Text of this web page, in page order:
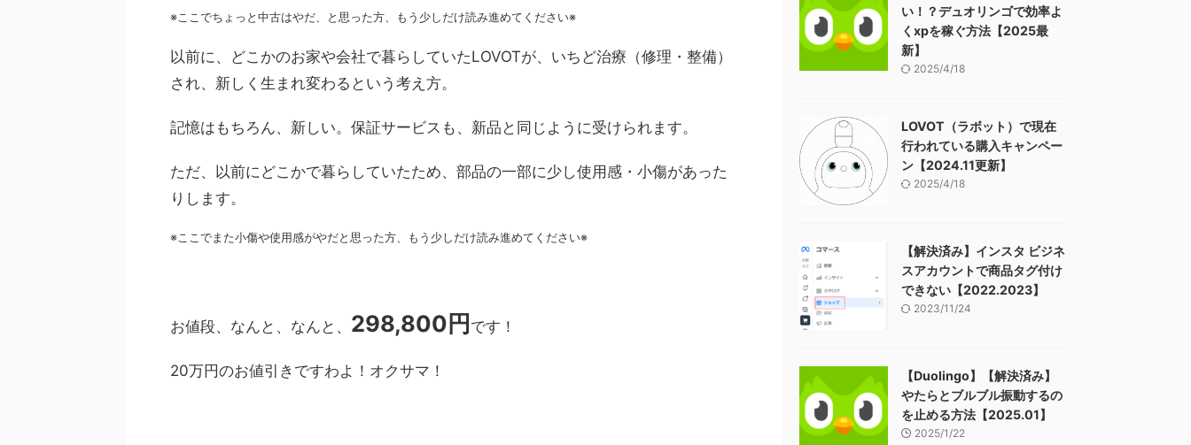
※ここでちょっと中古はやだ、と思った方、もう少しだけ読み進めてください※
以前に、どこかのお家や会社で暮らしていたLOVOTが、いちど治療（修理・整備）
され、新しく生まれ変わるという考え方。
記憶はもちろん、新しい。保証サービスも、新品と同じように受けられます。
ただ、以前にどこかで暮らしていたため、部品の一部に少し使用感・小傷があった
りします。
※ここでまた小傷や使用感がやだと思った方、もう少しだけ読み進めてください※
お値段、なんと、なんと、 298,800円 です！
20万円のお値引きですわよ！オクサマ！
い！？デュオリンゴで効率よ
くxpを稼ぐ方法【2025最
新】
2025/4/18
LOVOT（ラボット）で現在
行われている購入キャンペー
ン【2024.11更新】
2025/4/18
【解決済み】インスタ ビジネ
スアカウントで商品タグ付け
できない【2022.2023】
2023/11/24
【Duolingo】【解決済み】
やたらとブルブル振動するの
を止める方法【2025.01】
2025/1/22